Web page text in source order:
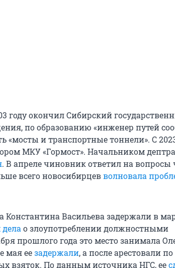
году окончил Сибирский
по образованию «инженер путей
«мосты и транспортные тоннели». С
МКУ «Гормост». Начальником
. В апреле чиновник ответил на вопросы
всего новосибирцевволновала
Васильева задержали в
о злоупотреблении должностными
прошлого года это место занимала
мая еезадержали, а после арестовали
взяток. По данным источника НГС, ее